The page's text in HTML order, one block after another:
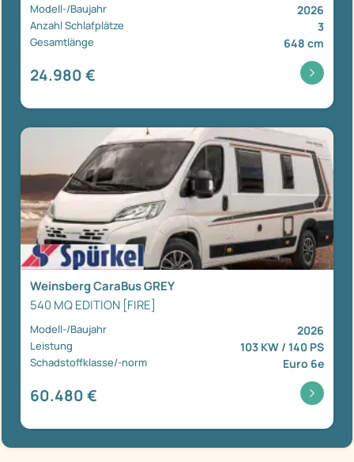
Modell-/Baujahr 2026
Anzahl Schlafplätze 3
Gesamtlänge 648 cm
24.980 €
Weinsberg CaraBus GREY
540 MQ EDITION [FIRE]
Modell-/Baujahr 2026
Leistung 103 KW / 140 PS
Schadstoffklasse/-norm Euro 6e
60.480 €